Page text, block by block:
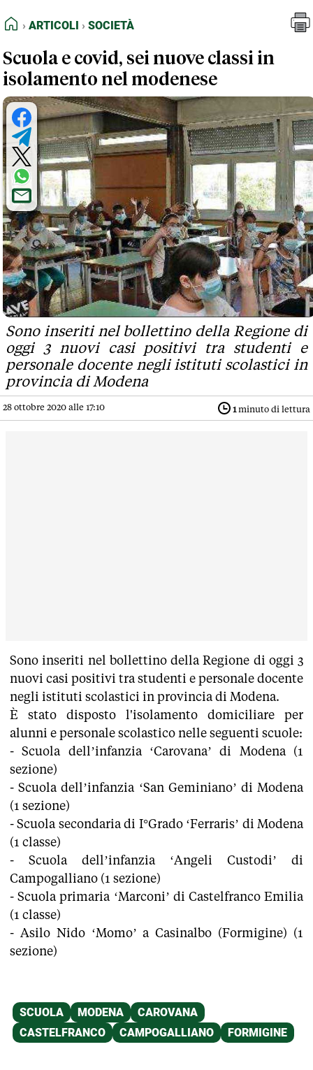
FEED RSS
NORMATIVE DEONTOLOGICHE
TERMINI e CONDIZIONI
HOME
ARTICOLI SOCIETÀ
Scuola e covid, sei nuove classi in
isolamento nel modenese
Sono inseriti nel bollettino della Regione di
oggi 3 nuovi casi positivi tra studenti e
personale docente negli istituti scolastici in
provincia di Modena
28 ottobre 2020 alle 17:10 1 minuto di lettura
Sono inseriti nel bollettino della Regione di oggi 3
nuovi casi positivi tra studenti e personale docente
negli istituti scolastici in provincia di Modena.
È stato disposto l'isolamento domiciliare per
alunni e personale scolastico nelle seguenti scuole:
- Scuola dell’infanzia ‘Carovana’ di Modena (1
sezione)
- Scuola dell’infanzia ‘San Geminiano’ di Modena
(1 sezione)
- Scuola secondaria di I°Grado ‘Ferraris’ di Modena
(1 classe)
- Scuola dell’infanzia ‘Angeli Custodi’ di
Campogalliano (1 sezione)
- Scuola primaria ‘Marconi’ di Castelfranco Emilia
(1 classe)
- Asilo Nido ‘Momo’ a Casinalbo (Formigine) (1
sezione)